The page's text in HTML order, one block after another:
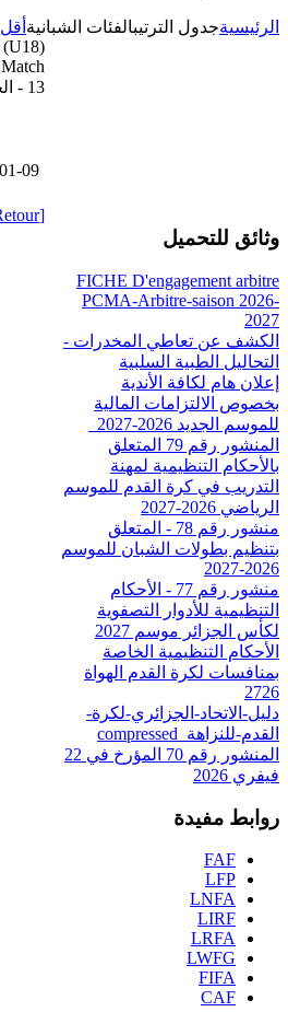
الرئيسيةجدول الترتيبالفئات الشبانية أقل من
(U18)
Match
13 - الجولة الثالثة عشرة
09
[Retour]
وثائق للتحميل
FICHE D'engagement arbitre
PCMA-Arbitre-saison 2026-
2027
الكشف عن تعاطي المخدرات -
التحاليل الطبية السلبية
إعلان هام لكافة الأندية
بخصوص الالتزامات المالية
للموسم الجديد 2026-2027_
المنشور رقم 79 المتعلق
بالأحكام التنظيمية لمهنة
التدريب في كرة القدم للموسم
الرياضي 2026-2027
منشور رقم 78 - المتعلق
بتنظيم بطولات الشبان للموسم
2026-2027
منشور رقم 77 - الأحكام
التنظيمية للأدوار التصفوية
لكأس الجزائر موسم 2027
الأحكام التنظيمية الخاصة
بمنافسات لكرة القدم الهواة
2726
دليل-الاتحاد-الجزائري-لكرة-
القدم-للنزاهة_compressed
المنشور رقم 70 المؤرخ في 22
فيفري 2026
روابط مفيدة
FAF
LFP
LNFA
LIRF
LRFA
LWFG
FIFA
CAF